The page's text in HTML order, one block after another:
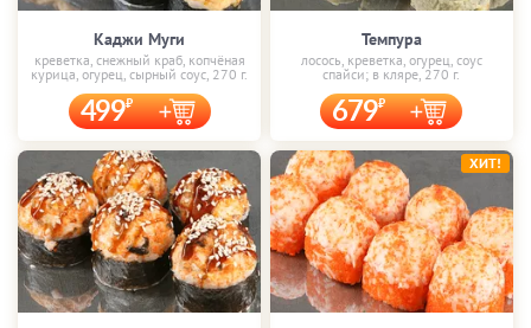
Каджи Муги
креветка, снежный краб, копчёная
курица, огурец, сырный соус, 270 г.
499
Темпура
лосось, креветка, огурец, соус
спайси; в кляре, 270 г.
679
ХИТ!